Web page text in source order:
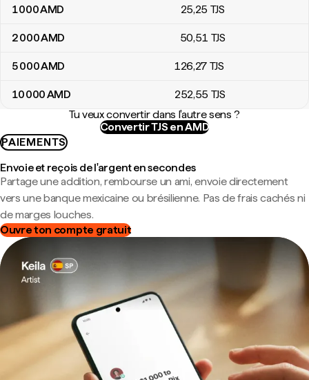
1 000AMD 25,25 TJS
2 000AMD 50,51 TJS
5 000AMD 126,27 TJS
10 000AMD 252,55 TJS
Tu veux convertir dans l'autre sens ?
Convertir TJS en AMD
PAIEMENTS
Envoie et reçois de l'argent en secondes
Partage une addition, rembourse un ami, envoie directement
vers une banque mexicaine ou brésilienne. Pas de frais cachés ni
de marges louches.
Ouvre ton compte gratuit